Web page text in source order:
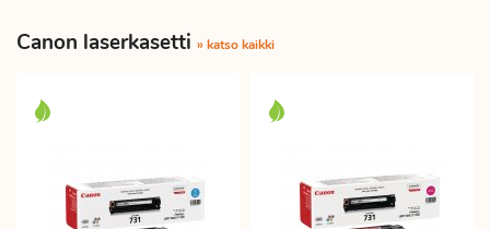
Canon laserkasetti » katso kaikki